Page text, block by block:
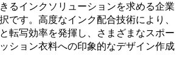
るインクソリューションを求める企業
です。高度なインク配合技術により、
転写効率を発揮し、さまざまなスポー
ション衣料への印象的なデザイン作成